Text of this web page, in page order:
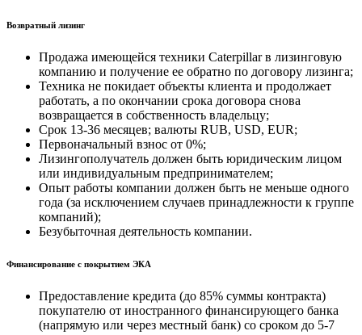
Возвратный лизинг
Продажа имеющейся техники Caterpillar в лизинговую
компанию и получение ее обратно по договору лизинга;
Техника не покидает объекты клиента и продолжает
работать, а по окончании срока договора снова
возвращается в собственность владельцу;
Срок 13-36 месяцев; валюты RUB, USD, EUR;
Первоначальный взнос от 0%;
Лизингополучатель должен быть юридическим лицом
или индивидуальным предпринимателем;
Опыт работы компании должен быть не меньше одного
года (за исключением случаев принадлежности к группе
компаний);
Безубыточная деятельность компании.
Финансирование с покрытием ЭКА
Предоставление кредита (до 85% суммы контракта)
покупателю от иностранного финансирующего банка
(напрямую или через местный банк) со сроком до 5-7